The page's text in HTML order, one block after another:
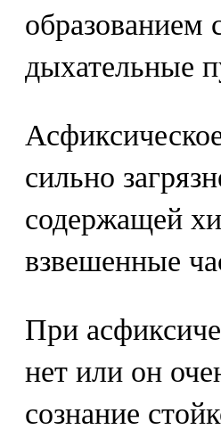
дыхательные
сильно
содержащей
взвешенные
При
нет или он
сознание